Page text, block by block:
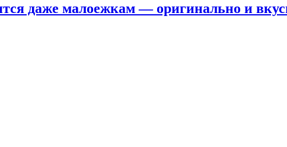
даже малоежкам — оригинально и